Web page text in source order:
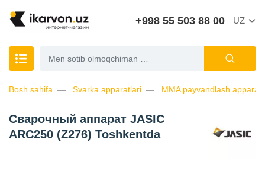
+998 55 503 88 00 UZ
Bosh sahifa Svarka apparatlari MMA payvandlash
Сварочный аппарат JASIC
ARC250 (Z276) Toshkentda